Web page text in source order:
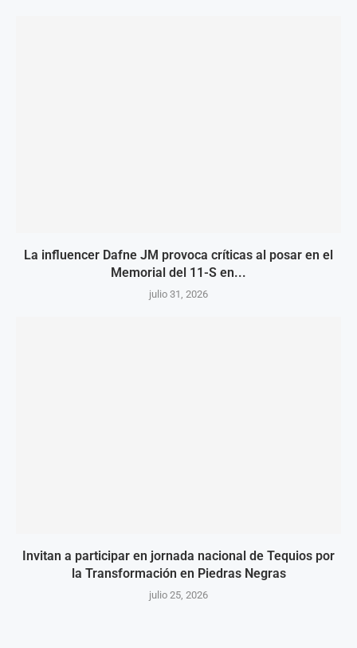
La influencer Dafne JM provoca críticas al posar en el
Memorial del 11-S en...
julio 31, 2026
Invitan a participar en jornada nacional de Tequios por
la Transformación en Piedras Negras
julio 25, 2026